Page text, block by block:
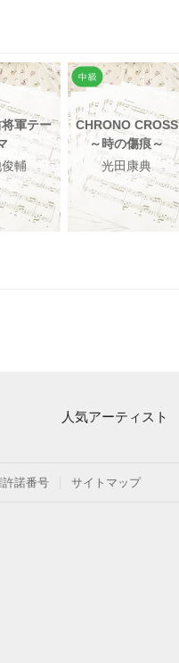
軍テー
輔
CHRONO CROSS
～時の傷痕～
光田康典
人気アーティスト
ヨルシカ
許諾番号 サイトマップ